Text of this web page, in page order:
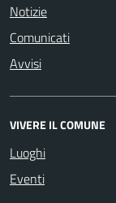
Notizie
Comunicati
Avvisi
VIVERE IL COMUNE
Luoghi
Eventi